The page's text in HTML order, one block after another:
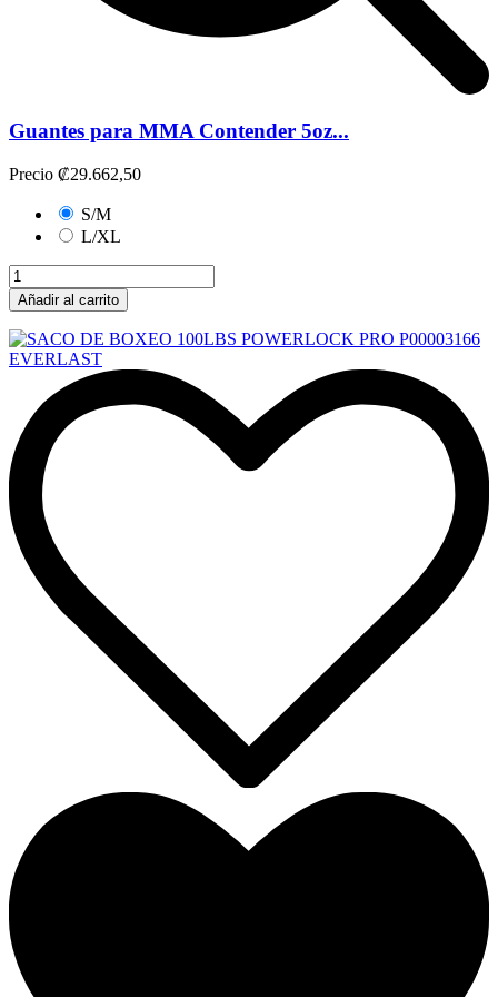
Guantes para MMA Contender 5oz...
Precio ₡29.662,50
S/M
L/XL
Añadir al carrito